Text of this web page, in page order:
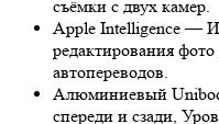
съёмки с двух камер.
Apple Intelligence —
редактирования
автопереводов.
Алюминиевый
спереди и сзади,